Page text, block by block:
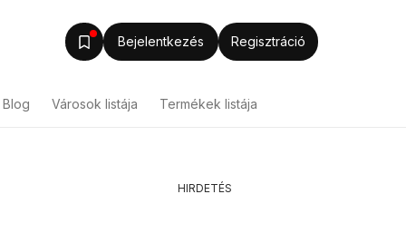
Bejelentkezés Regisztráció
Blog Városok listája Termékek listája
HIRDETÉS